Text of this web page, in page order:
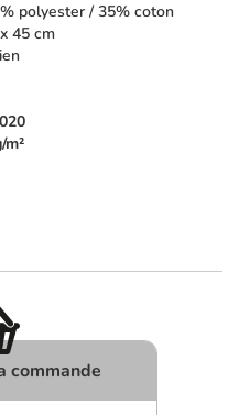
polyester / 35% coton
45 cm
m²
commande